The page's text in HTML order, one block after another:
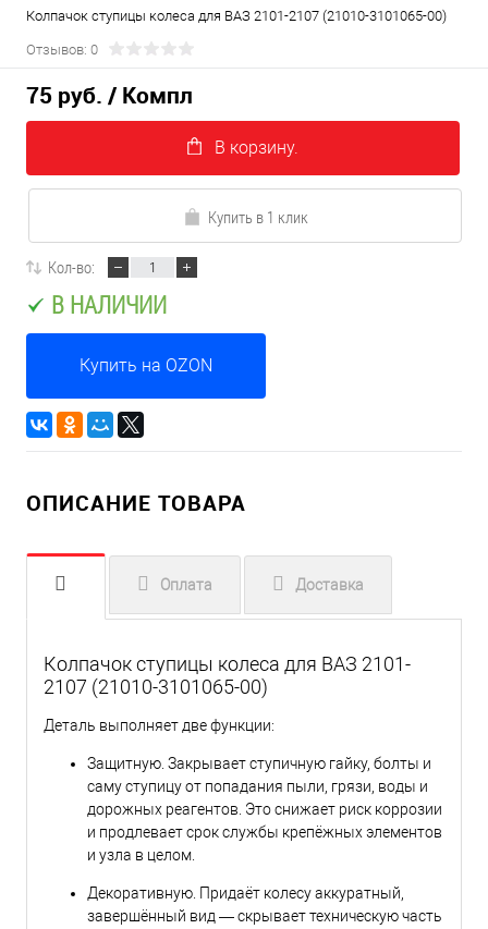
Колпачок ступицы колеса для ВАЗ 2101-2107 (21010-3101065-00)
Отзывов: 0
75 руб. / Компл
В корзину.
Купить в 1 клик
Кол-во:
В НАЛИЧИИ
Купить на OZON
ОПИСАНИЕ ТОВАРА
Оплата Доставка
Колпачок ступицы колеса для ВАЗ 2101-
2107 (21010-3101065-00)
Деталь выполняет две функции:
Защитную. Закрывает ступичную гайку, болты и
саму ступицу от попадания пыли, грязи, воды и
дорожных реагентов. Это снижает риск коррозии
и продлевает срок службы крепёжных элементов
и узла в целом.
Декоративную. Придаёт колесу аккуратный,
завершённый вид — скрывает техническую часть